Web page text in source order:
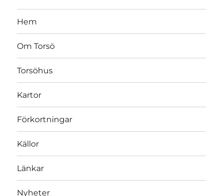
Hem
Om Torsö
Torsöhus
Kartor
Förkortningar
Källor
Länkar
Nyheter